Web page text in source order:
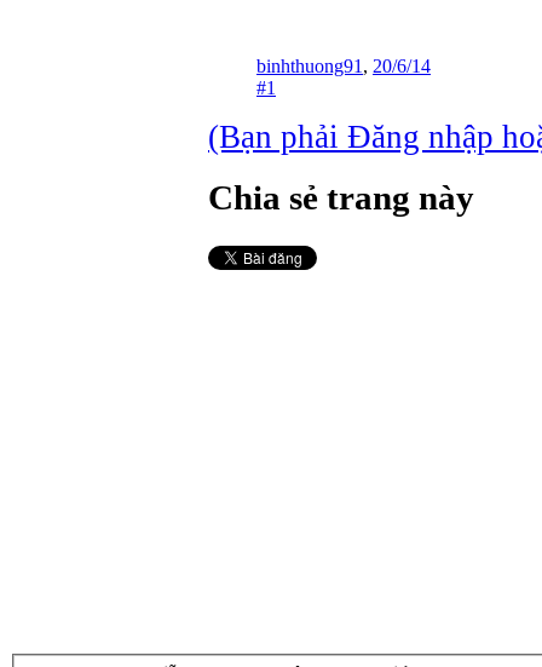
binhthuong91 , 20/6/14
#1
(Bạn phải Đăng nhập
Chia sẻ trang này